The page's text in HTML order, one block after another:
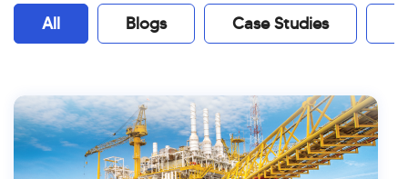
All Blogs Case Studies